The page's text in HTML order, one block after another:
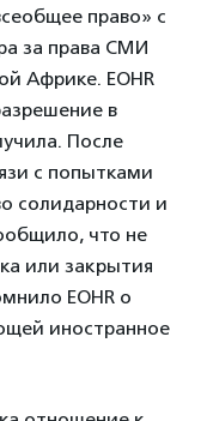
право» с
за права СМИ
Африке. EOHR
в
После
с попытками
солидарности и
что не
или закрытия
EOHR о
иностранное